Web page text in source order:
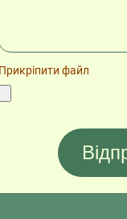
Прикріпити файл